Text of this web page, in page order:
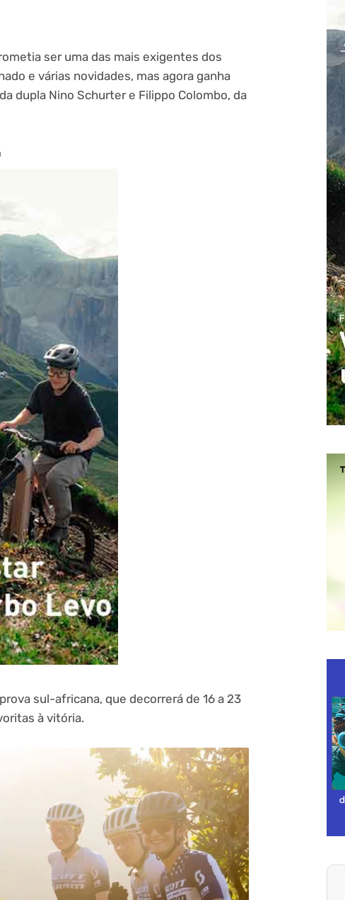
ser uma das mais exigentes dos
e várias novidades, mas agora ganha
dupla Nino Schurter e Filippo Colombo, da
sul-africana, que decorrerá de 16 a 23
à vitória.